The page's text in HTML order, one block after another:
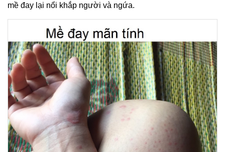
mề đay lại nổi khắp người và ngứa.